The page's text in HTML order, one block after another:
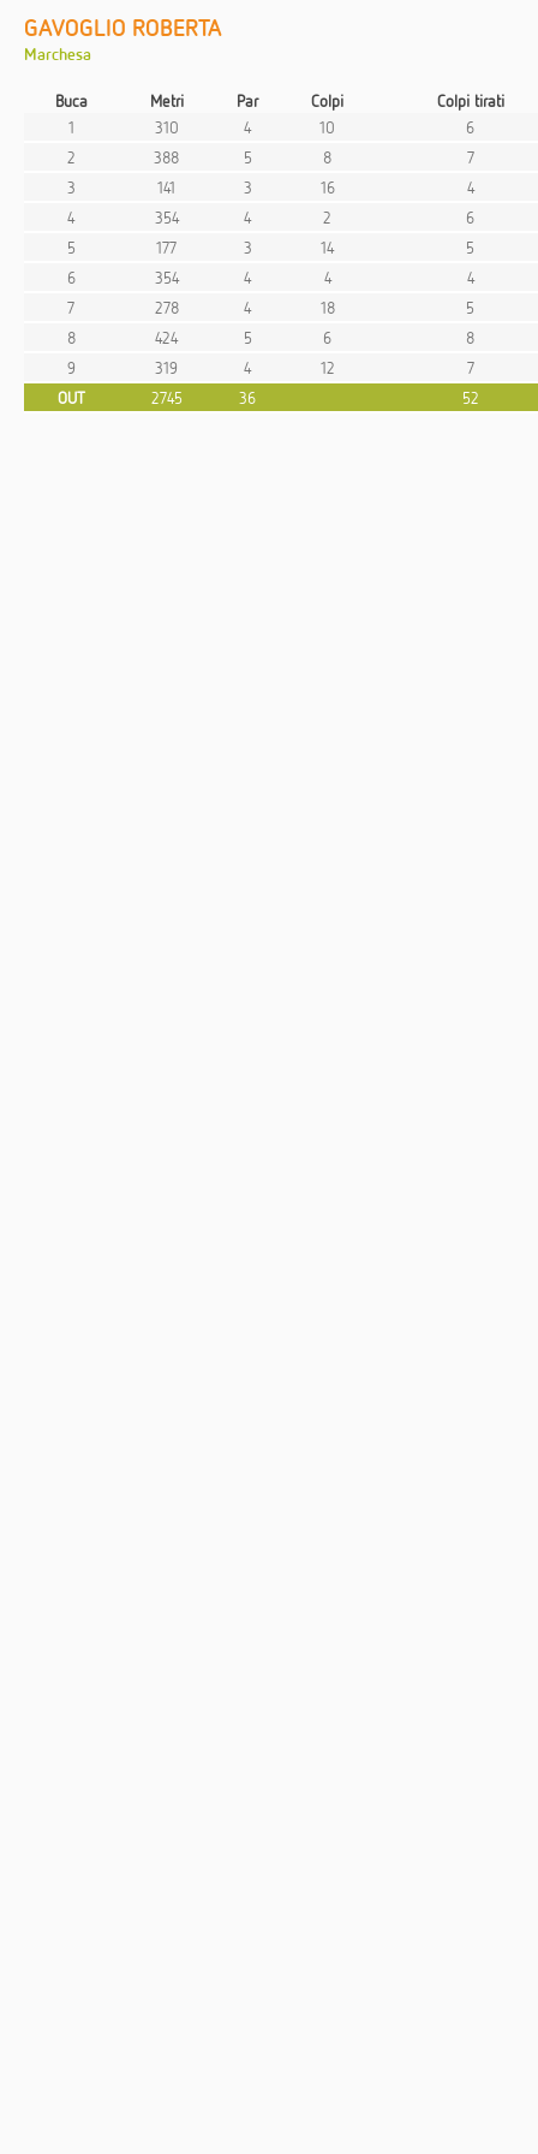
GAVOGLIO ROBERTA
Marchesa
Buca Metri Par Colpi
Colpi tirati
1
310 4 10
6
2
388 5 8
7
3
141 3 16
4
4
354 4 2
6
5
177 3 14
5
6
354 4 4
4
7
278 4 18
5
8
424 5 6
8
9
319 4 12
7
OUT
2745 36 52